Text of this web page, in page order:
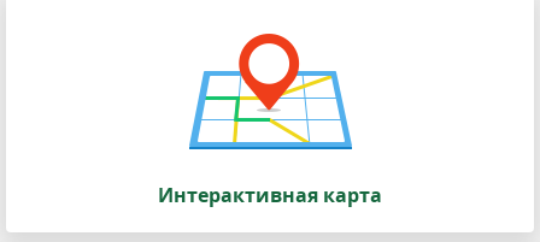
Интерактивная карта